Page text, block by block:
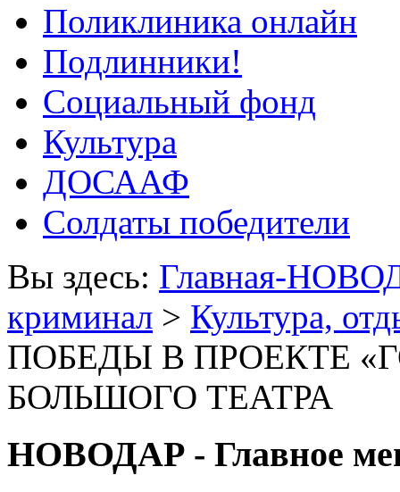
Поликлиника онлайн
Подлинники!
Социальный фонд
Культура
ДОСААФ
Солдаты победители
Вы здесь: Главная-
криминал > Культура,
ПОБЕДЫ В ПРОЕКТЕ
БОЛЬШОГО ТЕАТРА
НОВОДАР - Главное